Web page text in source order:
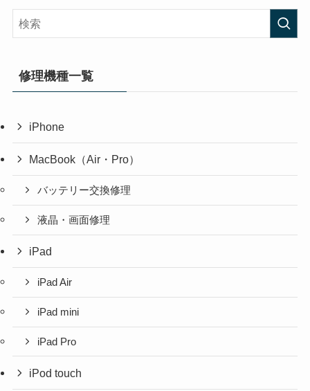
修理機種一覧
iPhone
MacBook（Air・Pro）
バッテリー交換修理
液晶・画面修理
iPad
iPad Air
iPad mini
iPad Pro
iPod touch